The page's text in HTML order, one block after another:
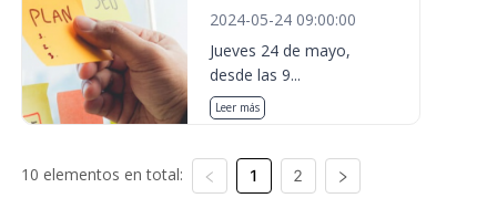
2024-05-24 09:00:00
Jueves 24 de mayo,
desde las 9...
Leer más
10 elementos en total: 1 2